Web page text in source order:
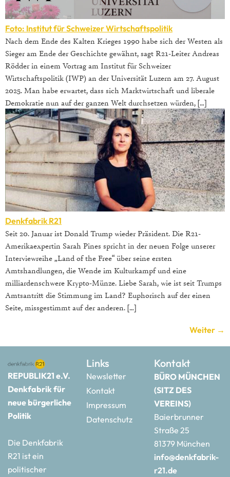
Foto: Institut für Schweizer Wirtschaftspolitik
Nach dem Ende des Kalten Krieges 1990 habe sich der Westen als
Sieger am Ende der Geschichte gewähnt, sagt R21-Leiter Andreas
Rödder in einem Vortrag am Institut für Schweizer
Wirtschaftspolitik (IWP) an der Universität Luzern am 27. August
2025. Man habe erwartet, dass sich Marktwirtschaft und liberale
Demokratie nun auf der ganzen Welt durchsetzen würden, […]
Denkfabrik R21
Seit 20. Januar ist Donald Trump wieder Präsident. Die R21-
Amerikaexpertin Sarah Pines spricht in der neuen Folge unserer
Interviewreihe „Land of the Free“ über seine ersten
Amtshandlungen, die Wende im Kulturkampf und eine
milliardenschwere Krypto-Münze. Liebe Sarah, wie ist seit Trumps
Amtsantritt die Stimmung im Land? Euphorisch auf der einen
Seite, missgestimmt auf der anderen. […]
Weiter →
REPUBLIK21 e.V.
Denkfabrik für
neue bürgerliche
Politik
Die Denkfabrik
R21 ist ein
politischer
Links
Newsletter
Kontakt
Impressum
Datenschutz
Kontakt
BÜRO MÜNCHEN
(SITZ DES
VEREINS)
Baierbrunner
Straße 25
81379 München
info@denkfabrik-
r21.de